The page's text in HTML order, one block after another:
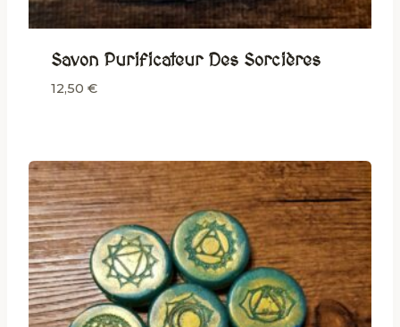
Savon Purificateur Des Sorcières
12,50 €